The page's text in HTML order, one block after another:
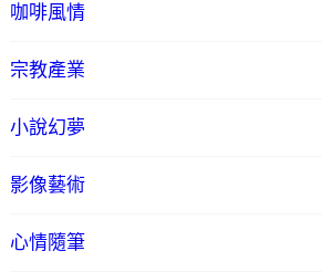
咖啡風情
宗教產業
小說幻夢
影像藝術
心情隨筆